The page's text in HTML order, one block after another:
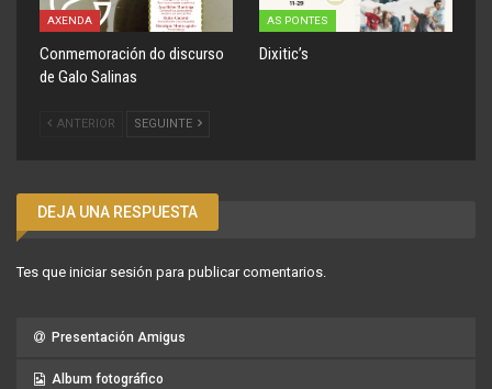
AXENDA
Conmemoración do discurso
de Galo Salinas
AS PONTES
Dixitic’s
ANTERIOR SEGUINTE
DEJA UNA RESPUESTA
Tes que iniciar sesión para publicar comentarios.
Presentación Amigus
Album fotográfico